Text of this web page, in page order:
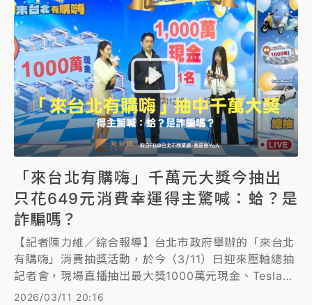
「來台北有購嗨」千萬元大獎今抽出
只花649元消費幸運得主驚喊：蛤？是
詐騙嗎？
【記者陳力維／綜合報導】台北市政府舉辦的「來台北
有購嗨」消費抽獎活動，於今（3/11）日迎來壓軸總抽
記者會，現場直播抽出最大獎1000萬元現金、Tesla
Model Y等多項大獎。其中，台北市長蔣萬安親自致電
2026/03/11 20:16